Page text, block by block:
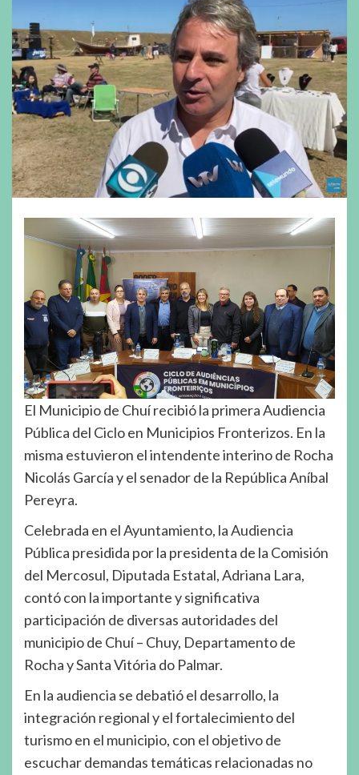
El Municipio de Chuí recibió la primera Audiencia
Pública del Ciclo en Municipios Fronterizos. En la
misma estuvieron el intendente interino de Rocha
Nicolás García y el senador de la República Aníbal
Pereyra.
Celebrada en el Ayuntamiento, la Audiencia
Pública presidida por la presidenta de la Comisión
del Mercosul, Diputada Estatal, Adriana Lara,
contó con la importante y significativa
participación de diversas autoridades del
municipio de Chuí – Chuy, Departamento de
Rocha y Santa Vitória do Palmar.
En la audiencia se debatió el desarrollo, la
integración regional y el fortalecimiento del
turismo en el municipio, con el objetivo de
escuchar demandas temáticas relacionadas no